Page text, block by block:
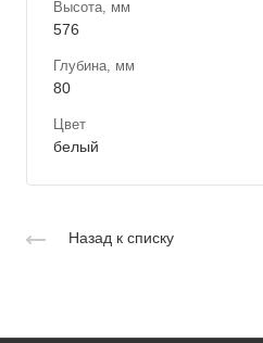
Высота, мм
576
Глубина, мм
80
Цвет
белый
Назад к списку